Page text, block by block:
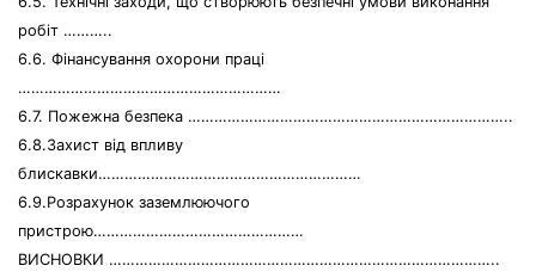
робіт ………..
6.6. Фінансування охорони праці
……………………………………………………
6.7. Пожежна безпека ………………………………………………………………..
6.8.Захист від впливу
блискавки……………………………………………………
6.9.Розрахунок заземлюючого
пристрою…………………………………………
ВИСНОВКИ ……………………………………………………………………………..